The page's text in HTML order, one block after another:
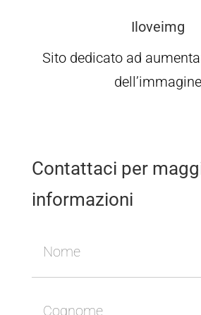
Iloveimg
Sito dedicato ad
dell’immagine
Contattaci per
informazioni